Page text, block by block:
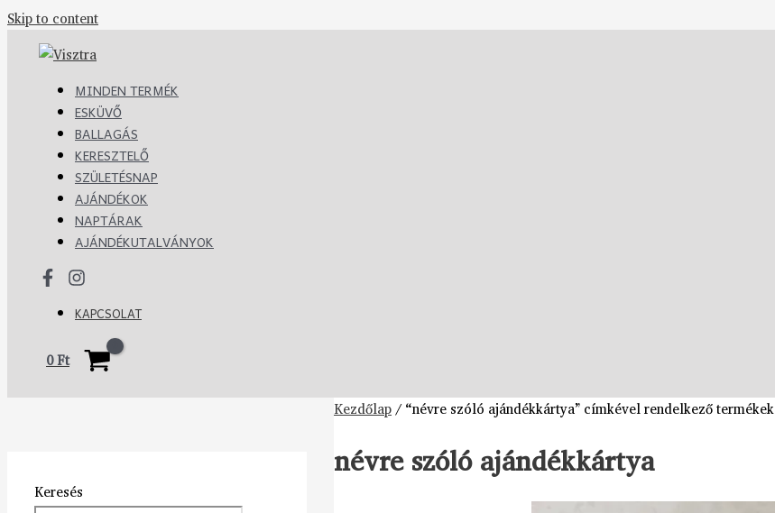
Skip to content
MINDEN TERMÉK
ESKÜVŐ
BALLAGÁS
KERESZTELŐ
SZÜLETÉSNAP
AJÁNDÉKOK
NAPTÁRAK
AJÁNDÉKUTALVÁNYOK
KAPCSOLAT
0Ft
Keresés
Kezdőlap/ “névre szóló ajándékkártya” címkével rendelkező termékek
névre szóló ajándékkártya